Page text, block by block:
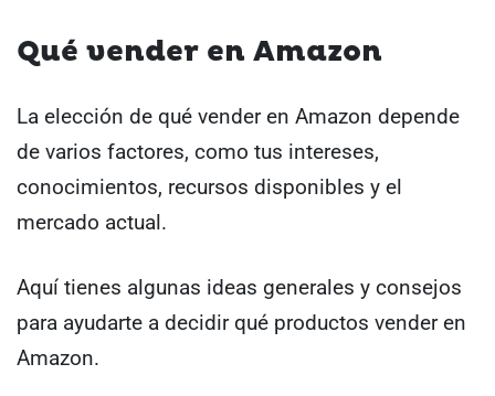
Qué vender en Amazon
La elección de qué vender en Amazon depende
de varios factores, como tus intereses,
conocimientos, recursos disponibles y el
mercado actual.
Aquí tienes algunas ideas generales y consejos
para ayudarte a decidir qué productos vender en
Amazon.